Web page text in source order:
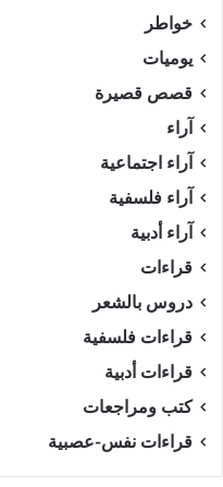
خواطر
يوميات
قصص قصيرة
آراء
آراء اجتماعية
آراء فلسفية
آراء أدبية
قراءات
دروس بالشعر
قراءات فلسفية
قراءات أدبية
كتب ومراجعات
قراءات نفس-عصبية